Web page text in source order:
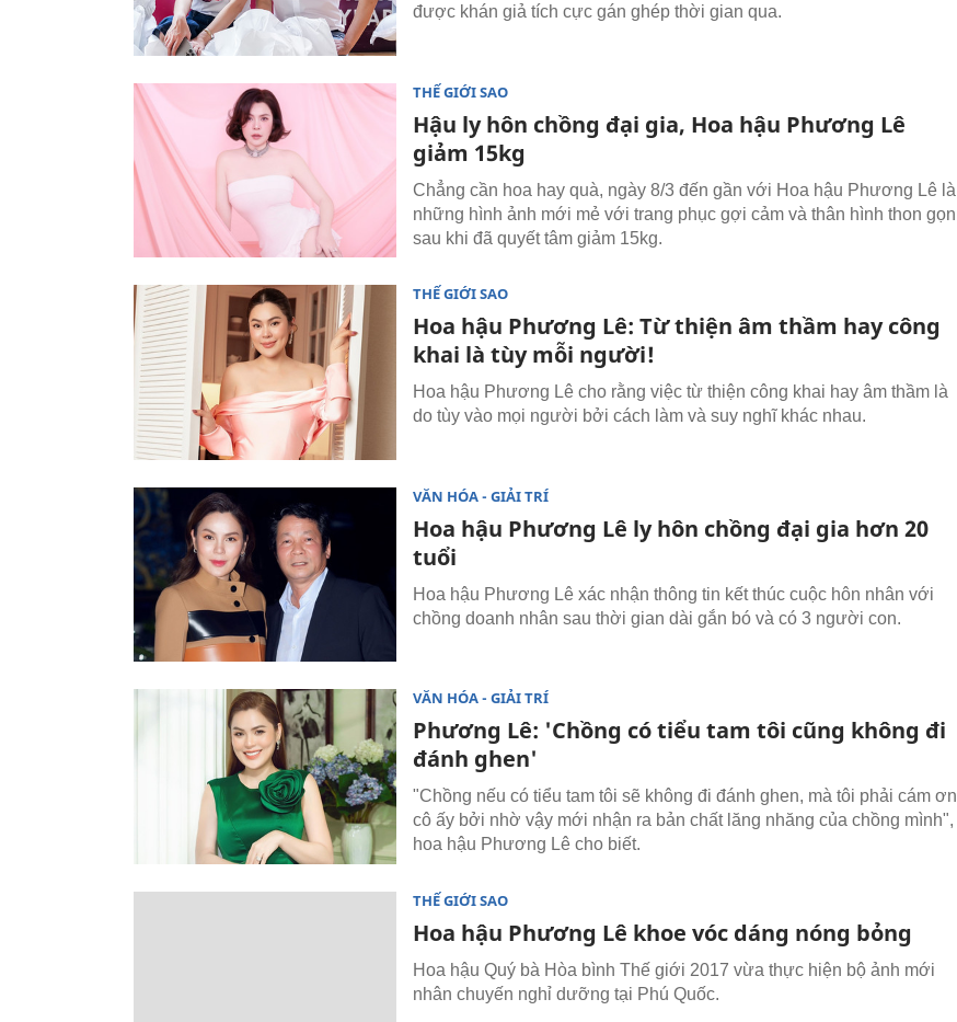
được khán giả tích cực gán ghép thời gian qua.
THẾ GIỚI SAO
Hậu ly hôn chồng đại gia, Hoa hậu Phương Lê
giảm 15kg
Chẳng cần hoa hay quà, ngày 8/3 đến gần với Hoa hậu Phương Lê là
những hình ảnh mới mẻ với trang phục gợi cảm và thân hình thon gọn
sau khi đã quyết tâm giảm 15kg.
THẾ GIỚI SAO
Hoa hậu Phương Lê: Từ thiện âm thầm hay công
khai là tùy mỗi người!
Hoa hậu Phương Lê cho rằng việc từ thiện công khai hay âm thầm là
do tùy vào mọi người bởi cách làm và suy nghĩ khác nhau.
VĂN HÓA - GIẢI TRÍ
Hoa hậu Phương Lê ly hôn chồng đại gia hơn 20
tuổi
Hoa hậu Phương Lê xác nhận thông tin kết thúc cuộc hôn nhân với
chồng doanh nhân sau thời gian dài gắn bó và có 3 người con.
VĂN HÓA - GIẢI TRÍ
Phương Lê: 'Chồng có tiểu tam tôi cũng không đi
đánh ghen'
"Chồng nếu có tiểu tam tôi sẽ không đi đánh ghen, mà tôi phải cám ơn
cô ấy bởi nhờ vậy mới nhận ra bản chất lăng nhăng của chồng mình",
hoa hậu Phương Lê cho biết.
THẾ GIỚI SAO
Hoa hậu Phương Lê khoe vóc dáng nóng bỏng
Hoa hậu Quý bà Hòa bình Thế giới 2017 vừa thực hiện bộ ảnh mới
nhân chuyến nghỉ dưỡng tại Phú Quốc.